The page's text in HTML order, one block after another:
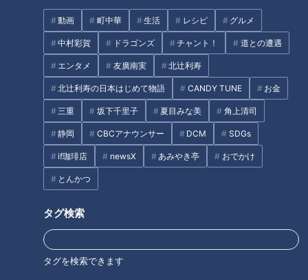
動画 町中華 生活 レシピ グルメ
中村彩賀 ドラゴンズ チャント！ 道との遭遇
エンタメ 友廣南実 北辻利寿
北辻利寿の日本はじめて物語 CANDY TUNE お金
三重 坂下千里子 夏目みな美 角上清司
静岡 CBCアナウンサー DCM SDGs
if珈琲店 newsX あみやき亭 おでかけ
とんかつ
タグ検索
タグを検索できます